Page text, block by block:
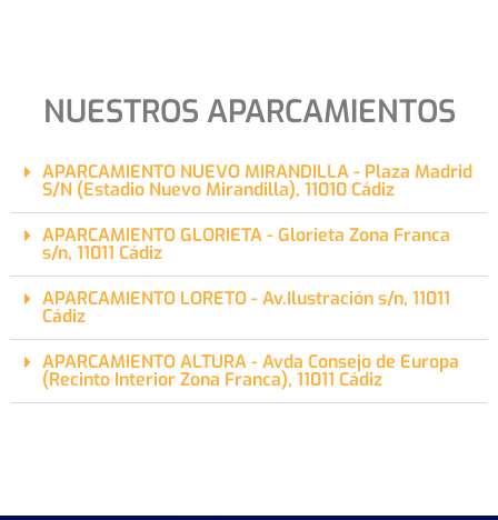
NUESTROS APARCAMIENTOS
APARCAMIENTO NUEVO MIRANDILLA - Plaza Madrid
S/N (Estadio Nuevo Mirandilla), 11010 Cádiz
APARCAMIENTO GLORIETA - Glorieta Zona Franca
s/n, 11011 Cádiz
APARCAMIENTO LORETO - Av.Ilustración s/n, 11011
Cádiz
APARCAMIENTO ALTURA - Avda Consejo de Europa
(Recinto Interior Zona Franca), 11011 Cádiz